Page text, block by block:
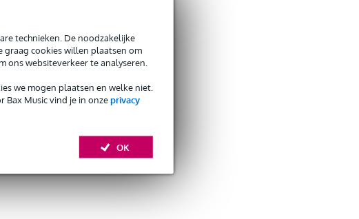
technieken. De noodzakelijke
graag cookies willen plaatsen om
ons websiteverkeer te analyseren.
we mogen plaatsen en welke niet.
Bax Music vind je in onzeprivacy
OK